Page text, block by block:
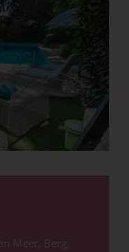
Meer, Berg,